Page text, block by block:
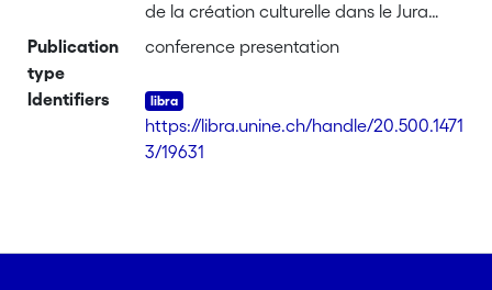
de la création culturelle dans le Jura
(F.A.R.B)
Publication
type
conference presentation
Identifiers
https://libra.unine.ch/handle/20.500.1471
3/19631